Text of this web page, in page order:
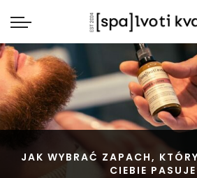
JAK WYBRAĆ ZAPACH,
CIEBIE